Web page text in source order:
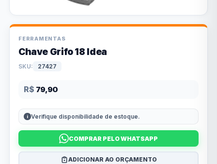
FERRAMENTAS
Chave Grifo 18 Idea
SKU: 27427
R$ 79,90
Verifique disponibilidade de estoque.
COMPRAR PELO WHATSAPP
ADICIONAR AO ORÇAMENTO